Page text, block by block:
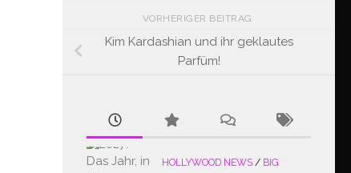
VORHERIGER BEITRAG
Kim Kardashian und ihr geklautes
Parfüm!
HOLLYWOOD NEWS / BIG